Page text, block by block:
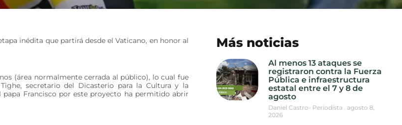
inédita que partirá desde el Vaticano, en honor al
(área normalmente cerrada al público), lo cual fue
secretario del Dicasterio para la Cultura y la
papa Francisco por este proyecto ha permitido abrir
Más noticias
Al menos 13 ataques se
registraron contra la Fuerza
Pública e infraestructura
estatal entre el 7 y 8 de
agosto
Daniel Castro- Periodista
agosto 8,
2026